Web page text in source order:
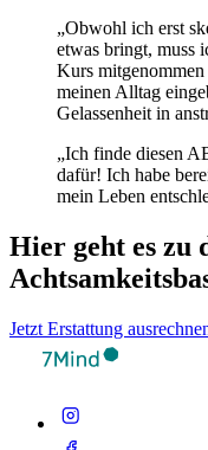
„Obwohl ich erst
etwas bringt, muss
Kurs
meinen Alltag
Gelassenheit in
„Ich finde diesen
dafür! Ich habe
mein Leben
Hier geht es zu
Jetzt Erstattung